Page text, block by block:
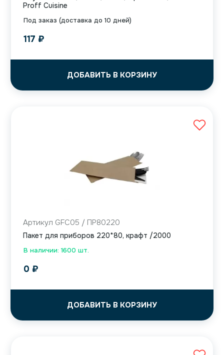
Под заказ (доставка до 10 дней)
Proff Cuisine
117 ₽
ДОБАВИТЬ В КОРЗИНУ
В наличии: 1600 шт.
Артикул GFС05 / ПР80220
Пакет для приборов 220*80, крафт /2000
0 ₽
ДОБАВИТЬ В КОРЗИНУ